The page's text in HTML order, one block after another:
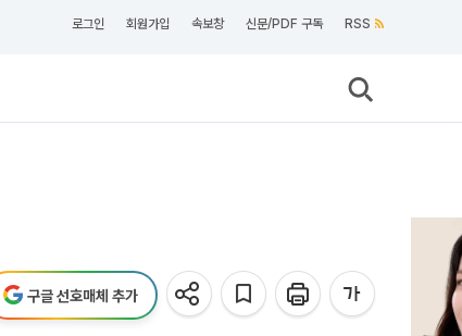
로그인 회원가입 속보창 신문/PDF 구독 RSS
구글 선호매체 추가